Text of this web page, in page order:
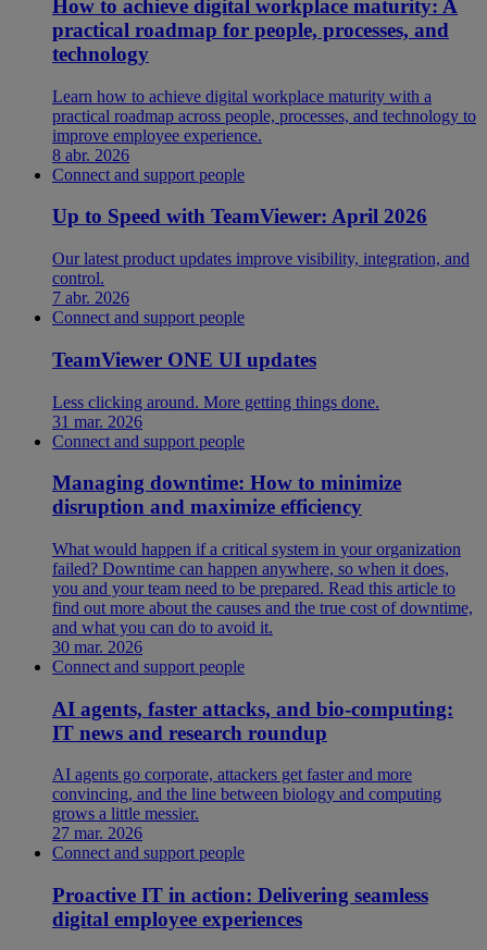
How to achieve digital workplace maturity: A
practical roadmap for people, processes, and
technology
Learn how to achieve digital workplace maturity with a
practical roadmap across people, processes, and technology to
improve employee experience.
8 abr. 2026
Connect and support people
Up to Speed with TeamViewer: April 2026
Our latest product updates improve visibility, integration, and
control.
7 abr. 2026
Connect and support people
TeamViewer ONE UI updates
Less clicking around. More getting things done.
31 mar. 2026
Connect and support people
Managing downtime: How to minimize
disruption and maximize efficiency
What would happen if a critical system in your organization
failed? Downtime can happen anywhere, so when it does,
you and your team need to be prepared. Read this article to
find out more about the causes and the true cost of downtime,
and what you can do to avoid it.
30 mar. 2026
Connect and support people
AI agents, faster attacks, and bio-computing:
IT news and research roundup
AI agents go corporate, attackers get faster and more
convincing, and the line between biology and computing
grows a little messier.
27 mar. 2026
Connect and support people
Proactive IT in action: Delivering seamless
digital employee experiences